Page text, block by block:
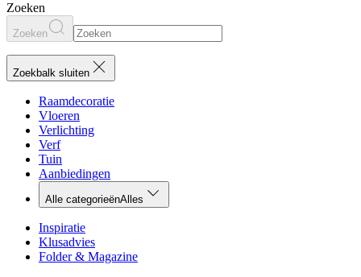
Zoeken
Zoeken
Zoekbalk sluiten
Raamdecoratie
Vloeren
Verlichting
Verf
Tuin
Aanbiedingen
Alle categorieënAlles
Inspiratie
Klusadvies
Folder & Magazine